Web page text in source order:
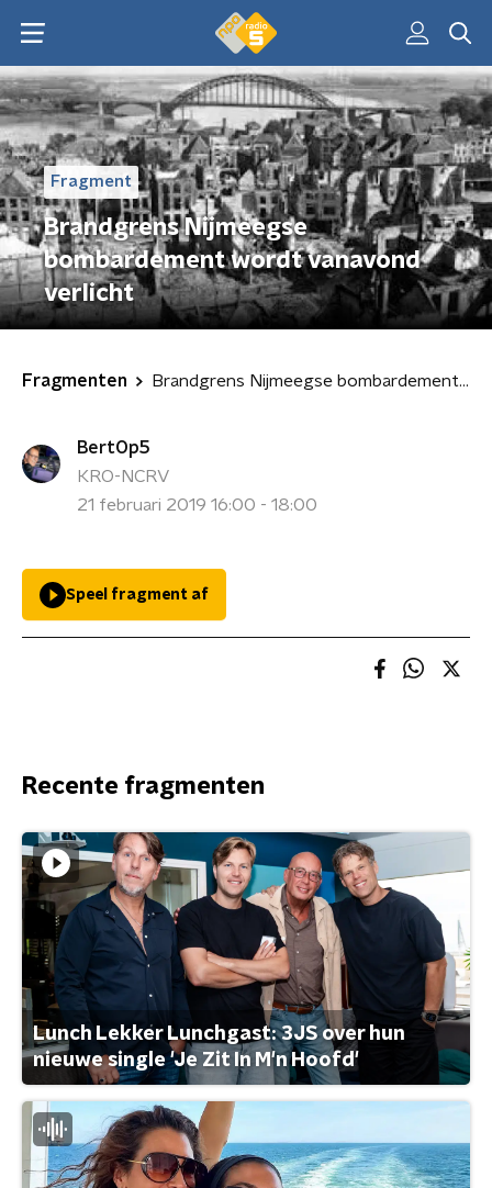
Fragment
Brandgrens Nijmeegse
bombardement wordt vanavond
verlicht
Fragmenten Brandgrens Nijmeegse bombardement wordt vanavond verlicht
BertOp5
KRO-NCRV
21 februari 2019 16:00 - 18:00
Speel fragment af
Recente fragmenten
Lunch Lekker Lunchgast: 3JS over hun
nieuwe single 'Je Zit In M'n Hoofd'